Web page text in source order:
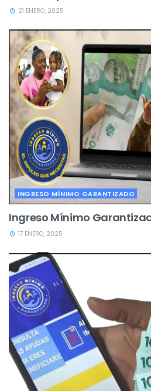
21 ENERO, 2025
INGRESO MÍNIMO GARANTIZADO
Ingreso Mínimo
17 ENERO, 2025